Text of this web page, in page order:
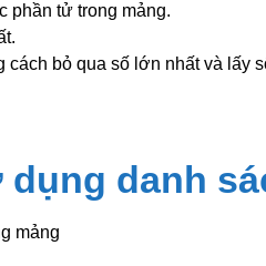
phần tử trong mảng.
cách bỏ qua số lớn nhất và lấy
dụng danh
mảng